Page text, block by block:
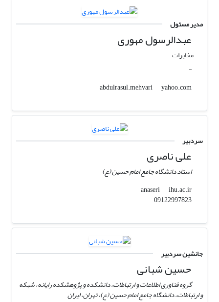
مدیر مسئول
عبدالرسول مهوری
مخابرات
-
abdulrasul.mehvari
yahoo.com
سردبیر
علی ناصری
استاد دانشگاه جامع امام حسین (ع)
anaseri
ihu.ac.ir
09122997823
جانشین سردبیر
حسین شبانی
گروه فناوری اطلاعات و ارتباطات، دانشکده و پژوهشکده رایانه، شبکه
و ارتباطات، دانشگاه جامع امام حسین (ع)، تهران، ایران